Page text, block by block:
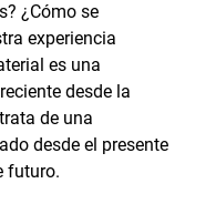
¿Cómo se
experiencia
es una
desde la
de una
desde el presente
futuro.